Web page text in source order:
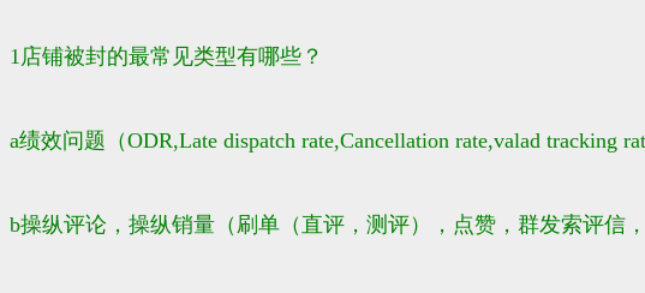
1店铺被封的最常见类型有哪些？
a绩效问题（ODR,Late dispatch rate,Cancellation rate,valad tracking
b操纵评论，操纵销量（刷单（直评，测评），点赞，群发索评信